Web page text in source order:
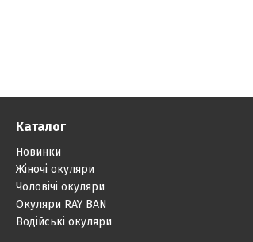
Каталог
Новинки
Жіночі окуляри
Чоловічі окуляри
Окуляри RAY BAN
Водійські окуляри